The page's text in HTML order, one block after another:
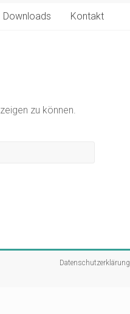
Downloads Kontakt
zu können.
Datenschutzerklärung